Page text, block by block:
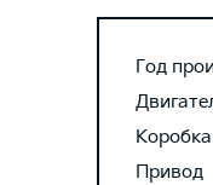
Год
Привод